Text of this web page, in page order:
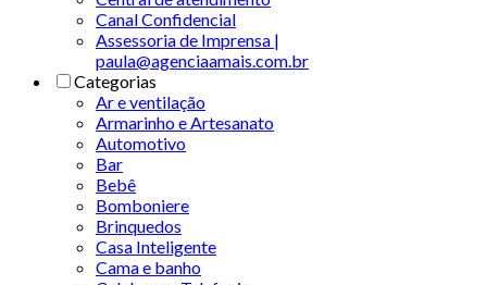
Canal Confidencial
Assessoria de Imprensa |
paula@agenciaamais.com.br
Categorias
Ar e ventilação
Armarinho e Artesanato
Automotivo
Bar
Bebê
Bomboniere
Brinquedos
Casa Inteligente
Cama e banho